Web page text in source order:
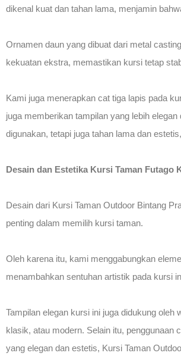
dikenal kuat dan tahan lama, menjamin
Ornamen daun yang dibuat dari metal
kekuatan ekstra, memastikan kursi tetap
Kami juga menerapkan cat tiga lapis pada
juga memberikan tampilan yang lebih
digunakan, tetapi juga tahan lama dan
Desain dan Estetika Kursi Taman Futago
Desain dari Kursi Taman Outdoor Bintang
penting dalam memilih kursi taman.
Oleh karena itu, kami menggabungkan
menambahkan sentuhan artistik pada kursi
Tampilan elegan kursi ini juga didukung
klasik, atau modern. Selain itu, penggunaan
yang elegan dan estetis, Kursi Taman